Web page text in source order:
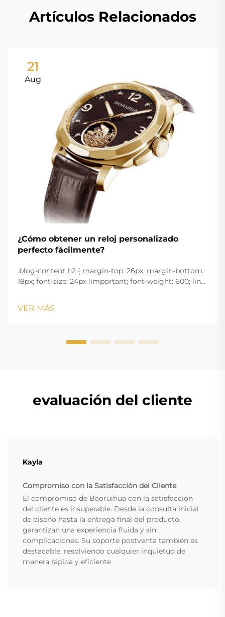
Artículos Relacionados
21
Aug
¿Cómo obtener un reloj personalizado
perfecto fácilmente?
.blog-content h2 { margin-top: 26px; margin-bottom:
18px; font-size: 24px !important; font-weight: 600; line-
margin-bottom: 18px; font-size: 20px !important; font-
w...
VER MÁS
evaluación del cliente
Kayla
Compromiso con la Satisfacción del Cliente
El compromiso de Baoruihua con la satisfacción
del cliente es insuperable. Desde la consulta inicial
de diseño hasta la entrega final del producto,
garantizan una experiencia fluida y sin
complicaciones. Su soporte postventa también es
destacable, resolviendo cualquier inquietud de
manera rápida y eficiente